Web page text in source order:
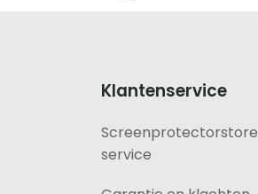
Klantenservice
Screenprotectorstore
service